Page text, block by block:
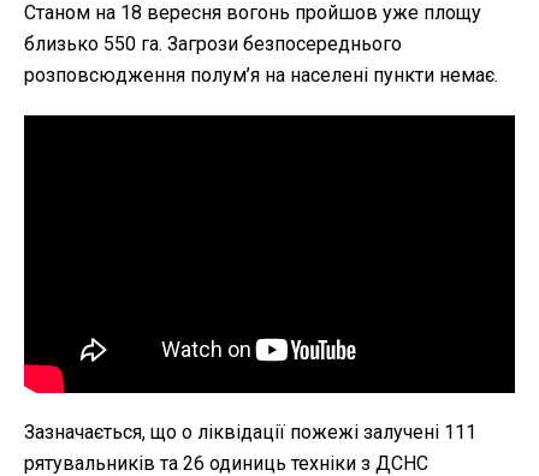
Станом на 18 вересня вогонь пройшов уже площу
близько 550 га. Загрози безпосереднього
розповсюдження полум’я на населені пункти немає.
Зазначається, що о ліквідації пожежі залучені 111
рятувальників та 26 одиниць техніки з ДСНС